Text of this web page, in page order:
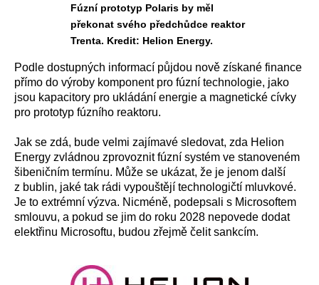
Fúzní prototyp Polaris by měl
překonat svého předchůdce reaktor
Trenta. Kredit: Helion Energy.
Podle dostupných informací půjdou nově získané finance
přímo do výroby komponent pro fúzní technologie, jako
jsou kapacitory pro ukládání energie a magnetické cívky
pro prototyp fúzního reaktoru.
Jak se zdá, bude velmi zajímavé sledovat, zda Helion
Energy zvládnou zprovoznit fúzní systém ve stanoveném
šibeničním termínu. Může se ukázat, že je jenom další
z bublin, jaké tak rádi vypouštějí technologičtí mluvkové.
Je to extrémní výzva. Nicméně, podepsali s Microsoftem
smlouvu, a pokud se jim do roku 2028 nepovede dodat
elektřinu Microsoftu, budou zřejmě čelit sankcím.